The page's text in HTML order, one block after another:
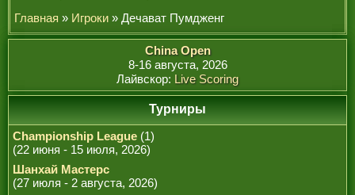
Главная » Игроки » Дечават Пумдженг
China Open
8-16 августа, 2026
Лайвскор: Live Scoring
Турниры
Championship League (1)
(22 июня - 15 июля, 2026)
Шанхай Мастерс
(27 июля - 2 августа, 2026)